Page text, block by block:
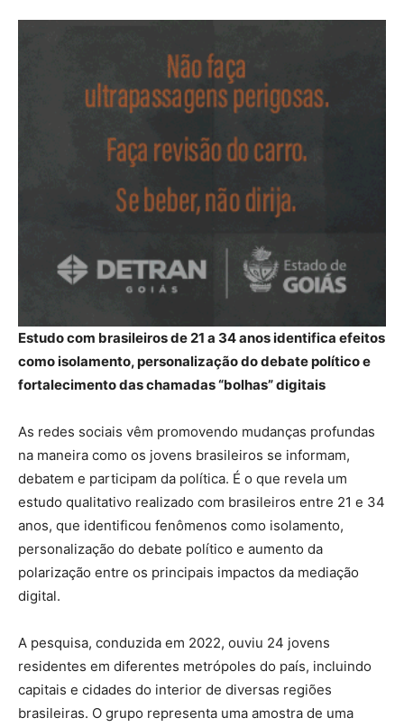
Estudo com brasileiros de 21 a 34 anos identifica efeitos
como isolamento, personalização do debate político e
fortalecimento das chamadas “bolhas” digitais
As redes sociais vêm promovendo mudanças profundas
na maneira como os jovens brasileiros se informam,
debatem e participam da política. É o que revela um
estudo qualitativo realizado com brasileiros entre 21 e 34
anos, que identificou fenômenos como isolamento,
personalização do debate político e aumento da
polarização entre os principais impactos da mediação
digital.
A pesquisa, conduzida em 2022, ouviu 24 jovens
residentes em diferentes metrópoles do país, incluindo
capitais e cidades do interior de diversas regiões
brasileiras. O grupo representa uma amostra de uma